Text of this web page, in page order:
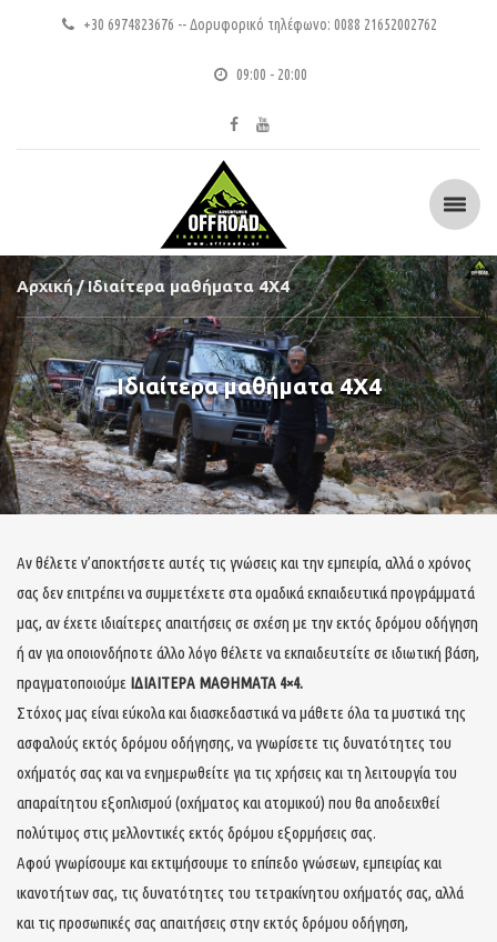
+30 6974823676 -- Δορυφορικό τηλέφωνο: 0088 21652002762
09:00 - 20:00
Αρχική Ιδιαίτερα μαθήματα 4Χ4
Ιδιαίτερα μαθήματα 4Χ4
Αν θέλετε ν’αποκτήσετε αυτές τις γνώσεις και την εμπειρία, αλλά ο χρόνος
σας δεν επιτρέπει να συμμετέχετε στα ομαδικά εκπαιδευτικά προγράμματά
μας, αν έχετε ιδιαίτερες απαιτήσεις σε σχέση με την εκτός δρόμου οδήγηση
ή αν για οποιονδήποτε άλλο λόγο θέλετε να εκπαιδευτείτε σε ιδιωτική βάση,
πραγματοποιούμε ΙΔΙΑΙΤΕΡΑ ΜΑΘΗΜΑΤΑ 4×4.
Στόχος μας είναι εύκολα και διασκεδαστικά να μάθετε όλα τα μυστικά της
ασφαλούς εκτός δρόμου οδήγησης, να γνωρίσετε τις δυνατότητες του
οχήματός σας και να ενημερωθείτε για τις χρήσεις και τη λειτουργία του
απαραίτητου εξοπλισμού (οχήματος και ατομικού) που θα αποδειχθεί
πολύτιμος στις μελλοντικές εκτός δρόμου εξορμήσεις σας.
Αφού γνωρίσουμε και εκτιμήσουμε το επίπεδο γνώσεων, εμπειρίας και
ικανοτήτων σας, τις δυνατότητες του τετρακίνητου οχήματός σας, αλλά
και τις προσωπικές σας απαιτήσεις στην εκτός δρόμου οδήγηση,